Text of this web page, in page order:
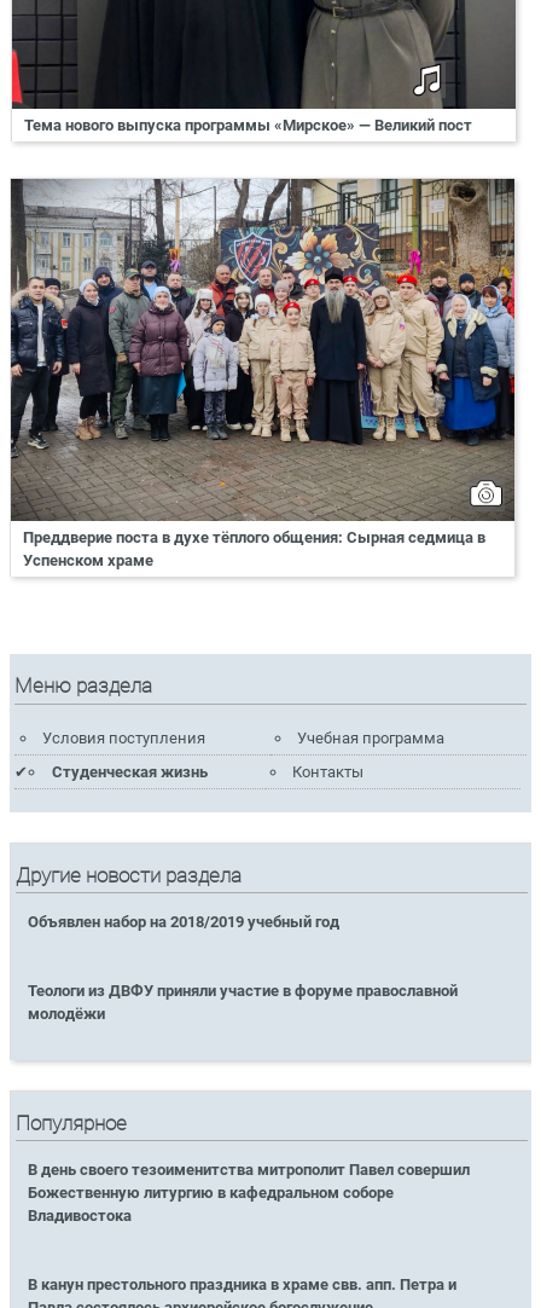
Тема нового выпуска программы «Мирское» — Великий пост
Преддверие поста в духе тёплого общения: Сырная седмица в
Успенском храме
Меню раздела
Условия поступления
Учебная программа
Студенческая жизнь
Контакты
Другие новости раздела
Объявлен набор на 2018/2019 учебный год
Теологи из ДВФУ приняли участие в форуме православной
молодёжи
Популярное
В день своего тезоименитства митрополит Павел совершил
Божественную литургию в кафедральном соборе
Владивостока
В канун престольного праздника в храме свв. апп. Петра и